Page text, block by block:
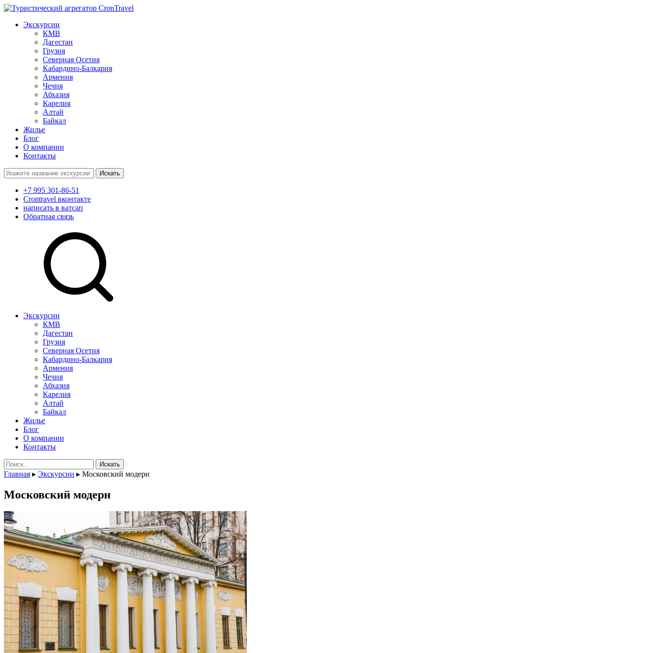
Экскурсии
КМВ
Дагестан
Грузия
Северная Осетия
Кабардино-Балкария
Армения
Чечня
Абхазия
Карелия
Алтай
Байкал
Жилье
Блог
О компании
Контакты
Поиск:
+7 995 301-86-51
Crontravel вконтакте
написать в ватсап
Обратная связь
Экскурсии
КМВ
Дагестан
Грузия
Северная Осетия
Кабардино-Балкария
Армения
Чечня
Абхазия
Карелия
Алтай
Байкал
Жилье
Блог
О компании
Контакты
Поиск:
Главная ▸ Экскурсии ▸ Московский модерн
Московский модерн